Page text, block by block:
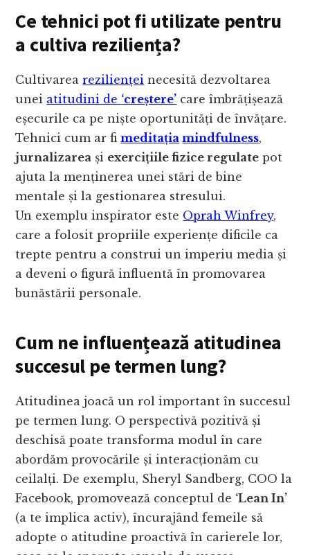
Ce tehnici pot fi utilizate pentru
a cultiva reziliența?
Cultivarearezilienței necesită dezvoltarea
unei atitudini de ‘creștere’ care îmbrățișează
eșecurile ca pe niște oportunități de învățare.
Tehnici cum ar fimeditația mindfulness,
jurnalizarea și exercițiile fizice regulate pot
ajuta la menținerea unei stări de bine
mentale și la gestionarea stresului.
Un exemplu inspirator este Oprah Winfrey,
care a folosit propriile experiențe dificile ca
trepte pentru a construi un imperiu media și
a deveni o figură influentă în promovarea
bunăstării personale.
Cum ne influențează atitudinea
succesul pe termen lung?
Atitudinea joacă un rol important în succesul
pe termen lung. O perspectivă pozitivă și
deschisă poate transforma modul în care
abordăm provocările și interacționăm cu
ceilalți. De exemplu, Sheryl Sandberg, COO la
Facebook, promovează conceptul de ‘Lean In’
(a te implica activ), încurajând femeile să
adopte o atitudine proactivă în carierele lor,